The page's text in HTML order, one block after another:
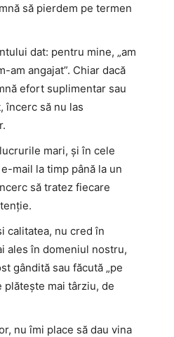
să pierdem pe termen
dat: pentru mine, „am
am angajat”. Chiar dacă
efort suplimentar sau
încerc să nu las
mari, și în cele
mail la timp până la un
să tratez fiecare
calitatea, nu cred în
ales în domeniul nostru,
gândită sau făcută „pe
plătește mai târziu, de
nu îmi place să dau vina